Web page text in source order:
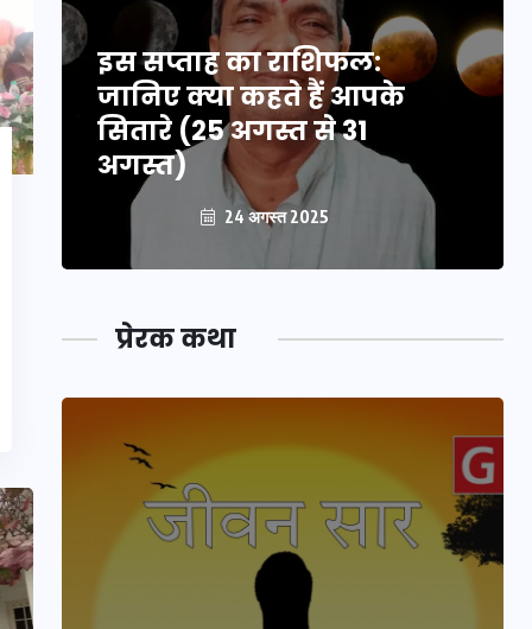
इस सप्ताह का राशिफल:
जानिए क्या कहते हैं आपके
सितारे (25 अगस्त से 31
अगस्त)
24 अगस्त 2025
प्रेरक कथा